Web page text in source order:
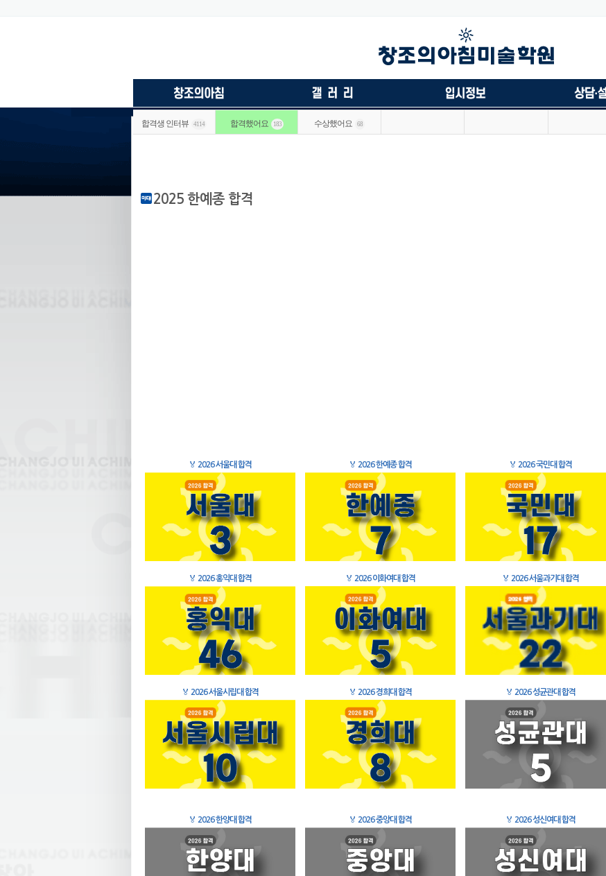
합격생 인터뷰 4114 합격했어요 183 수상했어요 68
2025 한예종 합격
🏅 2026 서울대 합격 🏅 2026 한예종 합격 🏅 2026 국민대 합격
🏅 2026 홍익대 합격 🏅 2026 이화여대 합격 🏅 2026 서울과기대 합격
🏅 2026 서울시립대 합격 🏅 2026 경희대 합격 🏅 2026 성균관대 합격
🏅 2026 한양대 합격 🏅 2026 중앙대 합격 🏅 2026 성신여대 합격